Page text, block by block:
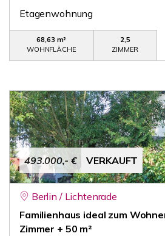
Etagenwohnung
68,63 m²
WOHNFLÄCHE
2,5
ZIMMER
493.000,- € VERKAUFT
Berlin / Lichtenrade
Familienhaus ideal zum
Zimmer + 50 m²